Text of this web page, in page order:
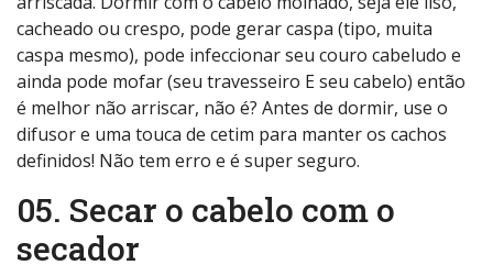
cacheado ou crespo, pode gerar caspa (tipo, muita
caspa mesmo), pode infeccionar seu couro cabeludo e
ainda pode mofar (seu travesseiro E seu cabelo) então
é melhor não arriscar, não é? Antes de dormir, use o
difusor e uma touca de cetim para manter os cachos
definidos! Não tem erro e é super seguro.
05. Secar o cabelo com o
secador